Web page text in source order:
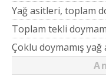
Yağ asitleri, toplam
Toplam tekli
Çoklu doymamış